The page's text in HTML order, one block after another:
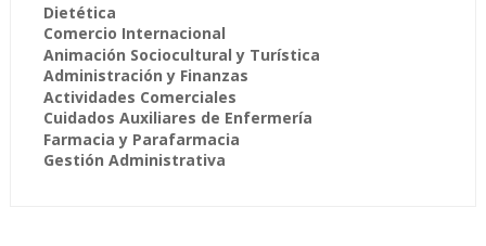
Dietética
Comercio Internacional
Animación Sociocultural y Turística
Administración y Finanzas
Actividades Comerciales
Cuidados Auxiliares de Enfermería
Farmacia y Parafarmacia
Gestión Administrativa